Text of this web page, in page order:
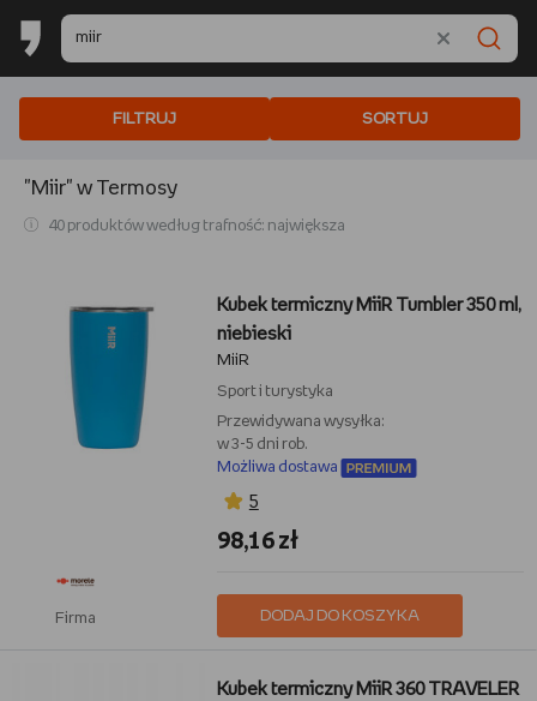
FILTRUJ SORTUJ
"Miir" w Termosy
40 produktów według trafność: największa
Firma
Kubek termiczny MiiR Tumbler 350 ml,
niebieski
MiiR
Sport i turystyka
Przewidywana wysyłka:
w 3-5 dni rob.
Możliwa dostawa
5
98,16 zł
DODAJ DO KOSZYKA
Kubek termiczny MiiR 360 TRAVELER